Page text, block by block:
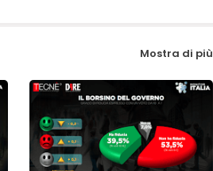
Mostra di più